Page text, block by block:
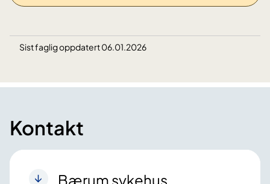
Sist faglig oppdatert 06.01.2026
Kontakt
Bærum sykehus